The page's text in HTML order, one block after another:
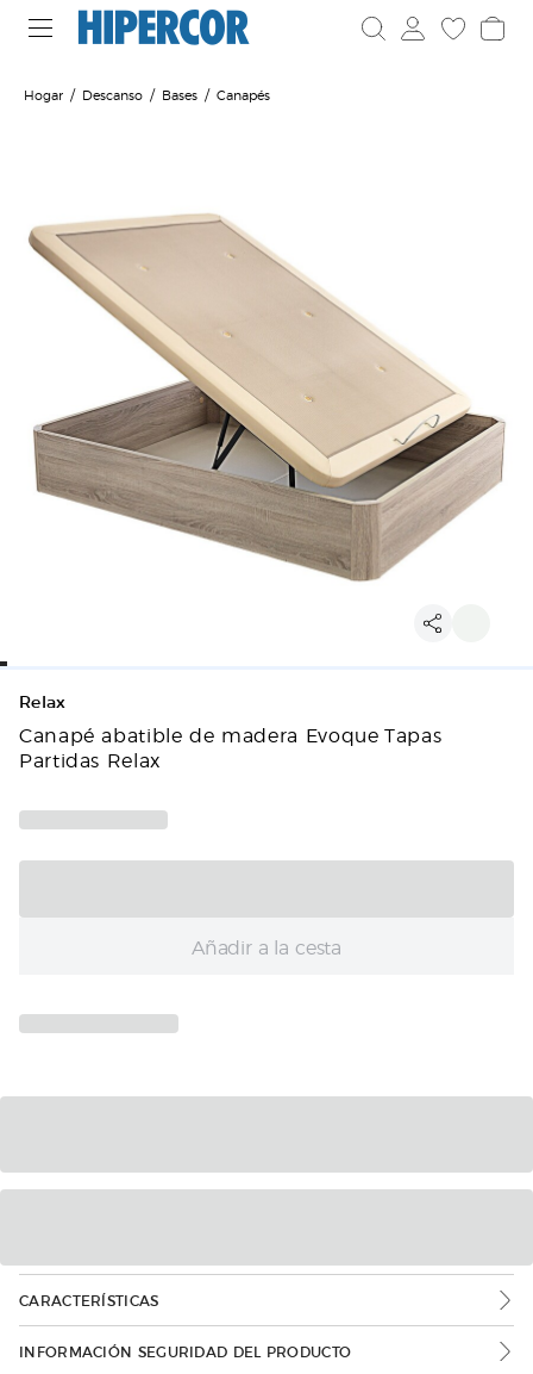
Hogar Descanso Bases Canapés
Relax
Canapé abatible de madera Evoque Tapas
Partidas Relax
Añadir a la cesta
CARACTERÍSTICAS
INFORMACIÓN SEGURIDAD DEL PRODUCTO